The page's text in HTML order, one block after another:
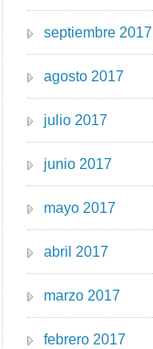
septiembre 2017
agosto 2017
julio 2017
junio 2017
mayo 2017
abril 2017
marzo 2017
febrero 2017